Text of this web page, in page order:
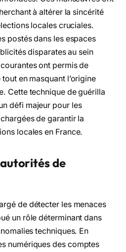
à altérer la sincérité
locales cruciales.
postés dans les espaces
disparates au sein
ont permis de
en masquant l’origine
Cette technique de guérilla
défi majeur pour les
de garantir la
locales en France.
de
de détecter les menaces
un rôle déterminant dans
techniques. En
numériques des comptes